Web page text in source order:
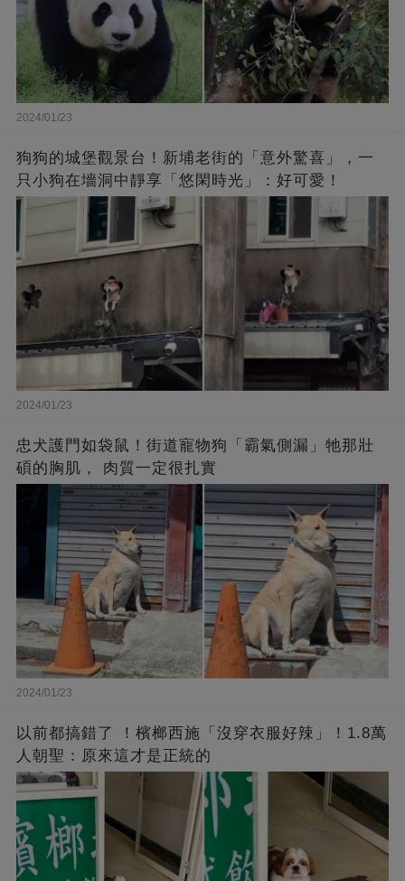
2024/01/23
狗狗的城堡觀景台！新埔老街的「意外驚喜」，一
只小狗在墻洞中靜享「悠閑時光」：好可愛！
2024/01/23
忠犬護門如袋鼠！街道寵物狗「霸氣側漏」牠那壯
碩的胸肌， 肉質一定很扎實
2024/01/23
以前都搞錯了 ！檳榔西施「沒穿衣服好辣」！1.8萬
人朝聖：原來這才是正統的